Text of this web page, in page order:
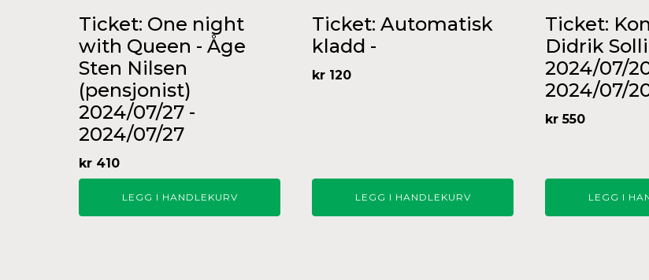
Ticket: One night
with Queen - Åge
Sten Nilsen
(pensjonist)
2024/07/27 -
2024/07/27
kr 410
LEGG I HANDLEKURV
Ticket: Automatisk
kladd -
kr 120
LEGG I HANDLEKURV
Ticket:
Didrik
2024/07/
2024/07/
kr 550
LEGG I